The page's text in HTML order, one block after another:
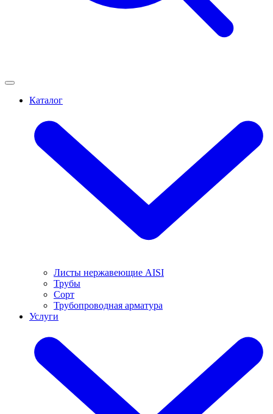
Каталог
Листы нержавеющие AISI
Трубы
Сорт
Трубопроводная арматура
Услуги